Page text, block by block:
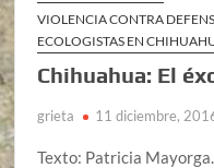
VIOLENCIA CONTRA
ECOLOGISTAS EN
Chihuahua: El
grieta 11 diciembre,
Texto: Patricia